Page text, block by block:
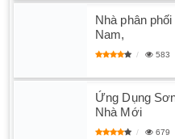
Nhà phân
Nam,
583
Ứng Dụng
Nhà Mới
679